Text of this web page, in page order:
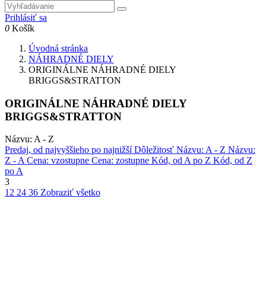
Prihlásiť sa
0 Košík
Úvodná stránka
NÁHRADNÉ DIELY
ORIGINÁLNE NÁHRADNÉ DIELY
BRIGGS&STRATTON
ORIGINÁLNE NÁHRADNÉ DIELY
BRIGGS&STRATTON
Názvu: A - Z
Predaj, od najvyššieho po najnižšíDôležitosť Názvu: A - Z Názvu:
Z - ACena: vzostupne Cena: zostupne Kód, od A po Z Kód, od Z
po A
3
12 24 36 Zobraziť všetko